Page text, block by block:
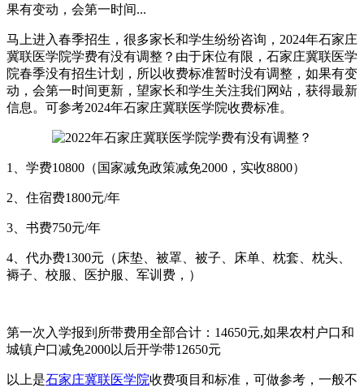
果有变动，会第一时间...
马上进入春季招生，很多家长和学生纷纷咨询，2024年石家庄
冀联医学院学费有没有调整？由于床位有限，石家庄冀联医学
院春季没有招生计划，所以收费标准暂时没有调整，如果有变
动，会第一时间更新，望家长和学生关注我们网站，获得最新
信息。可参考2024年石家庄冀联医学院收费标准。
1、学费10800（国家减免政策减免2000，实收8800）
2、住宿费1800元/年
3、书费750元/年
4、代办费1300元（床垫、被罩、被子、床单、枕套、枕头、
褥子、校服、医护服、军训费，）
第一次入学报到所带费用全部合计：14650元,如果农村户口和
城镇户口减免2000以后开学带12650元
以上是石家庄冀联医学院收费项目和标准，可做参考，一般不